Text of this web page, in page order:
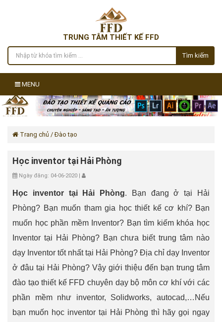
TRUNG TÂM THIẾT KẾ FFD
Tìm kiếm
MENU
Trang chủ / Đào tạo
Học inventor tại Hải Phòng
Ngày đăng: 04-06-2020 |
Học inventor tại Hải Phòng. Bạn đang ở tại Hải
Phòng? Bạn muốn tham gia học thiết kế cơ khí? Bạn
muốn học phần mềm Inventor? Bạn tìm kiếm khóa học
Inventor tại Hải Phòng? Bạn chưa biết trung tâm nào
dạy Inventor tốt nhất tại Hải Phòng? Địa chỉ dạy Inventor
ở đâu tại Hải Phòng? Vậy giới thiệu đến bạn trung tâm
đào tạo thiết kế FFD chuyên dạy bộ môn cơ khí với các
phần mềm như inventor, Solidworks, autocad,…Nếu
bạn muốn học inventor tại Hải Phòng thì hãy gọi ngay